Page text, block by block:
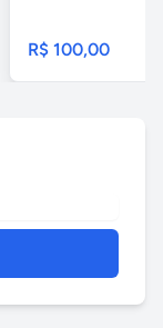
R$ 100,00